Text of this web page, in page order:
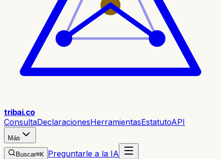
tribai.co
ConsultaDeclaracionesHerramientasEstatutoAPI
Más
Buscar⌘K Preguntarle a la IA